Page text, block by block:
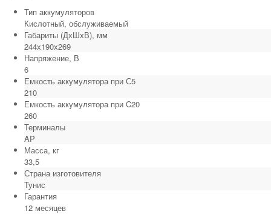
Тип аккумуляторов
Кислотный, обслуживаемый
Габариты (ДхШхВ), мм
244х190х269
Напряжение, В
6
Емкость аккумулятора при С5
210
Емкость аккумулятора при C20
260
Терминалы
AP
Масса, кг
33,5
Страна изготовителя
Тунис
Гарантия
12 месяцев